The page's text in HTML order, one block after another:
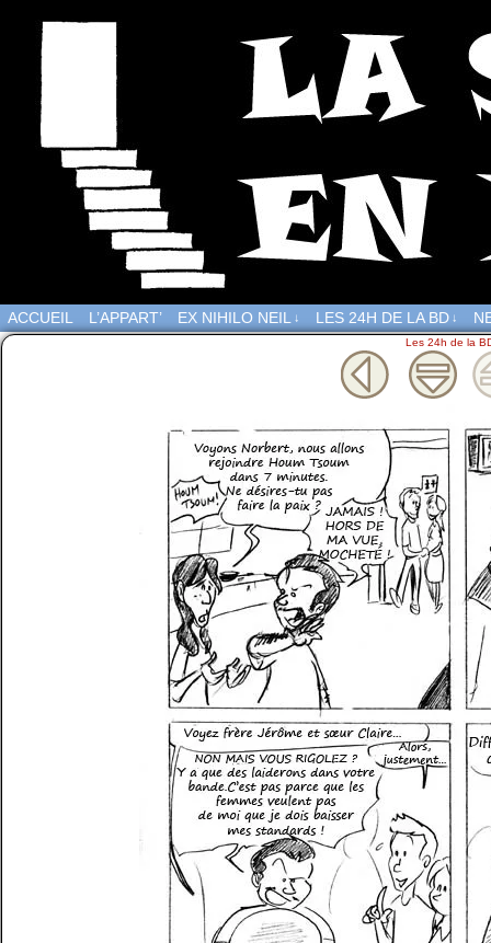
ACCUEIL L’APPART’ EX NIHILO NEIL ↓ LES 24H DE LA BD ↓
Les 24h de la